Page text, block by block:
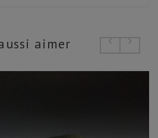
aimer